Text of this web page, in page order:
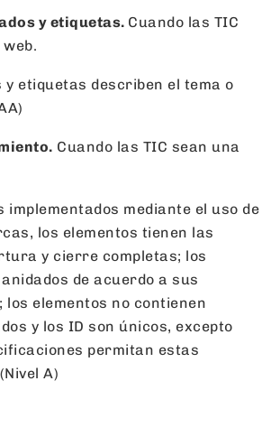
y etiquetas. Cuando las TIC
y etiquetas describen el tema o
Cuando las TIC sean una
implementados mediante el uso de
los elementos tienen las
y cierre completas; los
de acuerdo a sus
los elementos no contienen
y los ID son únicos, excepto
permitan estas
A)